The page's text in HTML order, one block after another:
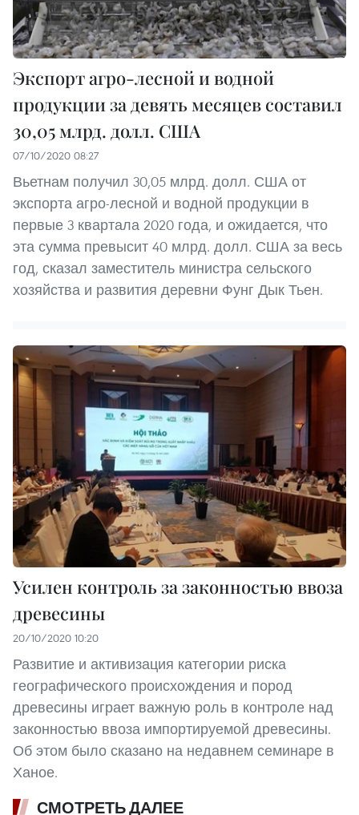
Экспорт агро-лесной и водной
продукции за девять месяцев составил
30,05 млрд. долл. США
07/10/2020 08:27
Вьетнам получил 30,05 млрд. долл. США от
экспорта агро-лесной и водной продукции в
первые 3 квартала 2020 года, и ожидается, что
эта сумма превысит 40 млрд. долл. США за весь
год, сказал заместитель министра сельского
хозяйства и развития деревни Фунг Дык Тьен.
Усилен контроль за законностью ввоза
древесины
20/10/2020 10:20
Развитие и активизация категории риска
географического происхождения и пород
древесины играет важную роль в контроле над
законностью ввоза импортируемой древесины.
Об этом было сказано на недавнем семинаре в
Ханое.
СМОТРЕТЬ ДАЛЕЕ